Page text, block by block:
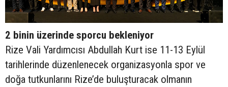
2 binin üzerinde sporcu bekleniyor
Rize Vali Yardımcısı Abdullah Kurt ise 11-13 Eylül
tarihlerinde düzenlenecek organizasyonla spor ve
doğa tutkunlarını Rize’de buluşturacak olmanın